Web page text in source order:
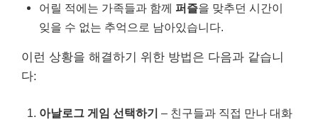
어릴 적에는 가족들과 함께 퍼즐을 맞추던 시간이
잊을 수 없는 추억으로 남아있습니다.
이런 상황을 해결하기 위한 방법은 다음과 같습니
다:
아날로그 게임 선택하기 – 친구들과 직접 만나 대화